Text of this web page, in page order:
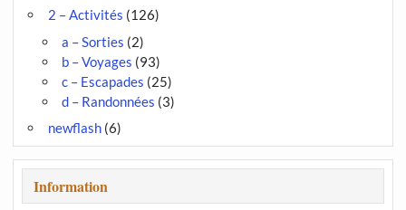
2 – Activités (126)
a – Sorties (2)
b – Voyages (93)
c – Escapades (25)
d – Randonnées (3)
newflash(6)
Information